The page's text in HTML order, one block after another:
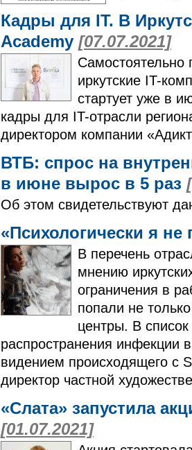
Кадры для IT. В
Academy [07.07.2021]
Самостоятельно
иркутские IT-
стартует уже в
кадры для IT-отрасли
директором компании
ВТБ: спрос на
в июне вырос в 5 раз
Об этом свидетельствуют
«Психологически я не
В перечень
мнению
ограничения в
попали не
центры. В
распространения инфекции
видением происходящего с
директор частной
«Слата» запустила
[01.07.2021]